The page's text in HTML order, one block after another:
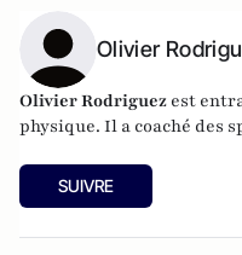
Olivier
Olivier Rodriguez est
physique. Il a coaché des
SUIVRE